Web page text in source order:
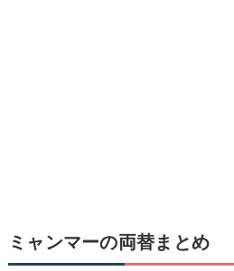
ミャンマーの両替まとめ